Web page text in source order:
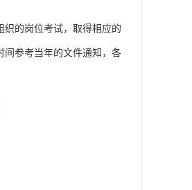
的岗位考试，取得相应的
间参考当年的文件通知，各